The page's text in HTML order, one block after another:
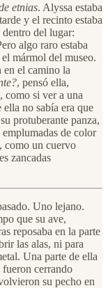
etnias. Alyssa estaba
y el recinto estaba
del lugar:
algo raro estaba
mármol del museo.
en el camino la
, pensó ella,
como si ver a una
no sabía era que
protuberante panza,
emplumadas de color
como un cuervo
zancadas
Uno lejano.
que su ave,
reposaba en la parte
las alas, ni para
Una parte de ella
fueron cerrando
su pecho en